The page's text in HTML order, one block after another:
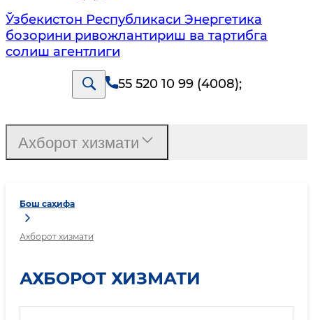
Ўзбекистон Республикаси Энергетика
бозорини ривожлантириш ва тартибга
солиш агентлиги
55 520 10 99 (4008);
Бош саҳифа
Ахборот хизмати
АХБОРОТ ХИЗМАТИ
Ахборот хизмати